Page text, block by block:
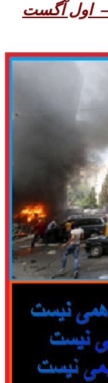
– اول آگست